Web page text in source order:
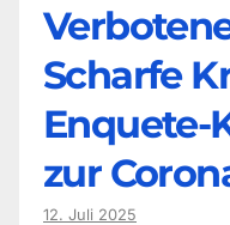
Scharfe
Enquete-
zur
12. Juli 2025